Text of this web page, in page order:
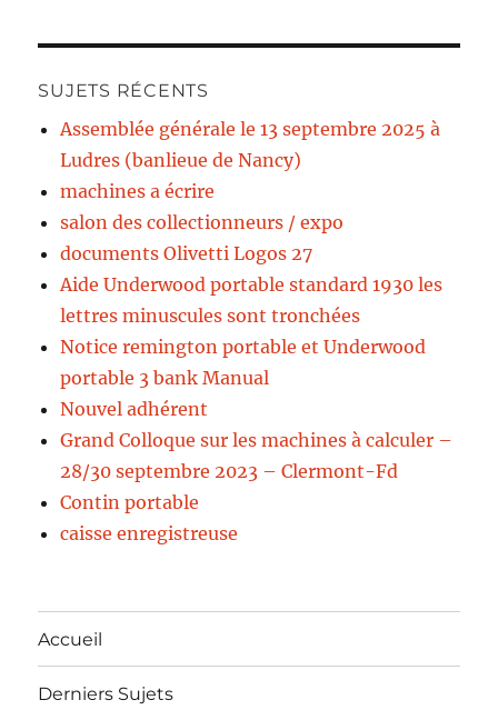
SUJETS RÉCENTS
Assemblée générale le 13 septembre 2025 à
Ludres (banlieue de Nancy)
machines a écrire
salon des collectionneurs / expo
documents Olivetti Logos 27
Aide Underwood portable standard 1930 les
lettres minuscules sont tronchées
Notice remington portable et Underwood
portable 3 bank Manual
Nouvel adhérent
Grand Colloque sur les machines à calculer –
28/30 septembre 2023 – Clermont-Fd
Contin portable
caisse enregistreuse
Accueil
Derniers Sujets